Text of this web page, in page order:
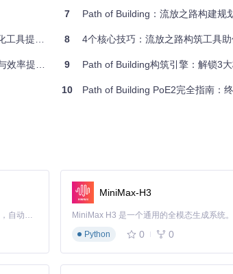
"模块化扩展"，改变周边节点的属性效果
5个核心关键石节点作为架构基础，再逐步添加支持
节点的影响半径
同插槽连接方式的效果
否足够装备弓类武器"
模式：2件核心装备（如武器和胸甲）决定主要输出
大多数Build。
率全指南
升指南
7 Path of Building：流放之路构建规
8 4个核心技巧：流放之路构筑工具
9 Path of Building构筑引擎：解锁3
10 Path of Building PoE2完全指南：
Claude Code 的开源替代方案。连接任意大模型，编辑代码，运行命令，自动验证 — 全自动执行。用 Rust 构建，极致性能。 ｜ An open-source alternative to Claude Code. Connect any LLM, edit code, run commands, and verify changes — autonomously. Built in Rust for speed. Get Started
MiniMax-H3
Python
0 0